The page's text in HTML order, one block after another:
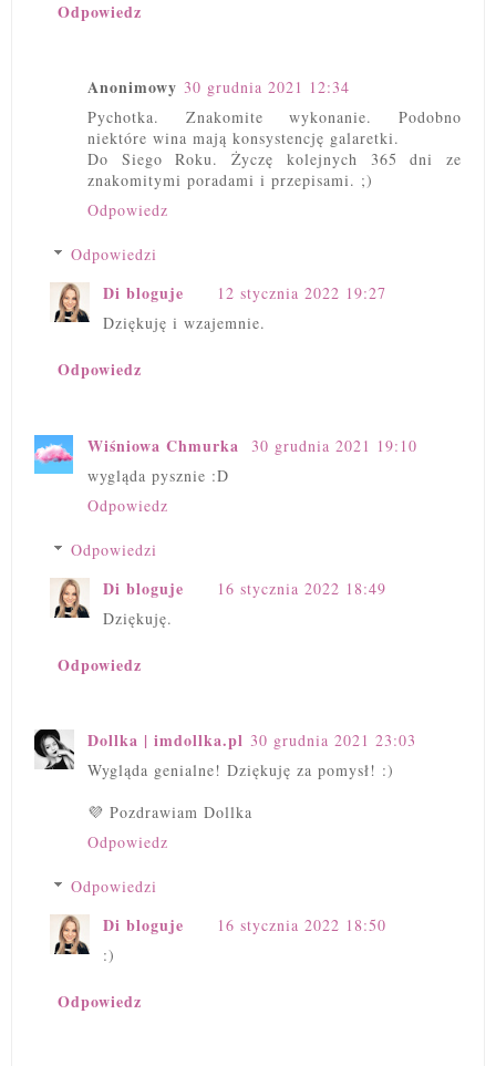
Odpowiedz
Anonimowy 30 grudnia 2021 12:34
Pychotka. Znakomite wykonanie. Podobno
niektóre wina mają konsystencję galaretki.
Do Siego Roku. Życzę kolejnych 365 dni ze
znakomitymi poradami i przepisami. ;)
Odpowiedz
Odpowiedzi
Di bloguje
12 stycznia 2022 19:27
Dziękuję i wzajemnie.
Odpowiedz
Wiśniowa Chmurka
30 grudnia 2021 19:10
wygląda pysznie :D
Odpowiedz
Odpowiedzi
Di bloguje
16 stycznia 2022 18:49
Dziękuję.
Odpowiedz
Dollka | imdollka.pl 30 grudnia 2021 23:03
Wygląda genialne! Dziękuję za pomysł! :)
💜 Pozdrawiam Dollka
Odpowiedz
Odpowiedzi
Di bloguje
16 stycznia 2022 18:50
:)
Odpowiedz